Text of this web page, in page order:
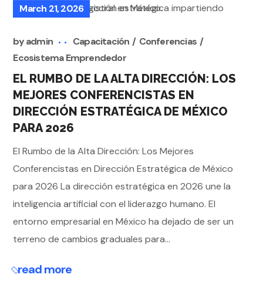
March 21, 2026
byadmin Capacitación
Conferencias
Ecosistema Emprendedor
EL RUMBO DE LA ALTA DIRECCIÓN: LOS
MEJORES CONFERENCISTAS EN
DIRECCIÓN ESTRATÉGICA DE MÉXICO
PARA 2026
El Rumbo de la Alta Dirección: Los Mejores
Conferencistas en Dirección Estratégica de México
para 2026 La dirección estratégica en 2026 une la
inteligencia artificial con el liderazgo humano. El
entorno empresarial en México ha dejado de ser un
terreno de cambios graduales para...
read more